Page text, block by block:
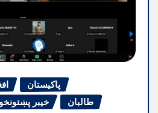
پاکیستان
خیبر
طالبان